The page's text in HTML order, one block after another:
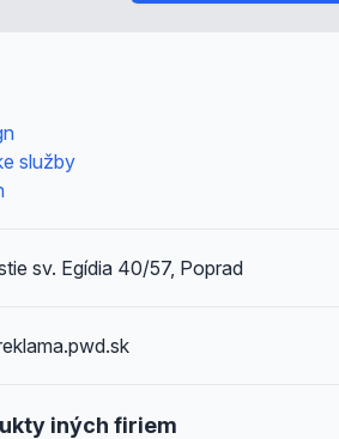
služby
sv. Egídia 40/57, Poprad
iných firiem